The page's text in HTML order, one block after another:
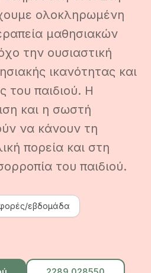
ολοκληρωμένη
μαθησιακών
την ουσιαστική
ικανότητας και
του παιδιού. Η
και η σωστή
να κάνουν τη
πορεία και στη
του παιδιού.
εβδομάδα